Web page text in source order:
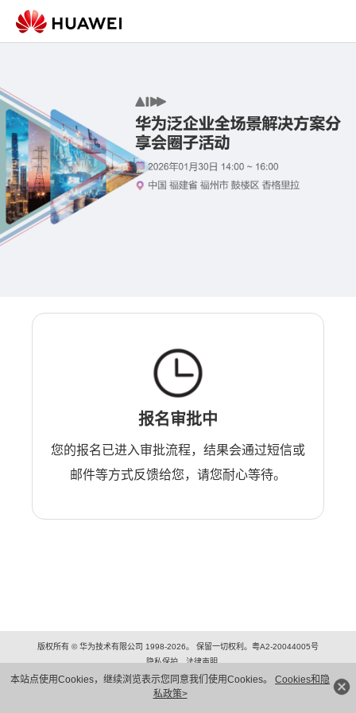
本站点使用Cookies，继续浏览表示您同意我们使用Cookies。 Cookies和隐
私政策>
报名审批中
您的报名已进入审批流程，结果会通过短信或
邮件等方式反馈给您，请您耐心等待。
版权所有 © 华为技术有限公司 1998-2026。 保留一切权利。粤A2-20044005号
隐私保护
法律声明